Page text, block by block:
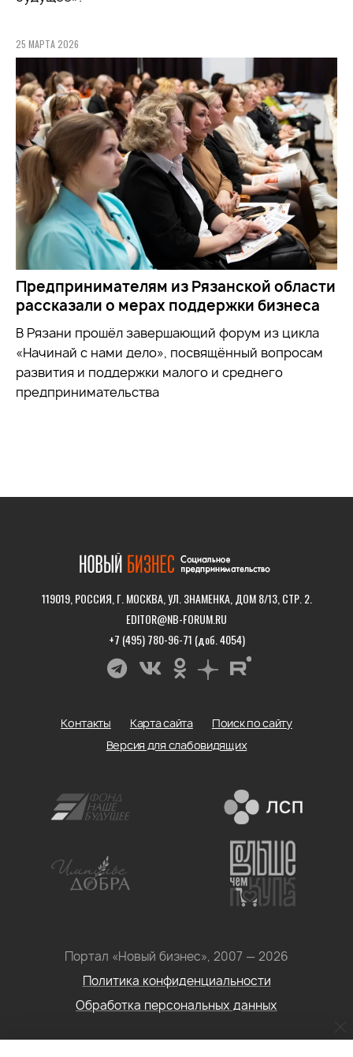
25 МАРТА 2026
Предпринимателям из Рязанской области
рассказали о мерах поддержки бизнеса
В Рязани прошёл завершающий форум из цикла
«Начинай с нами дело», посвящённый вопросам
развития и поддержки малого и среднего
предпринимательства
119019, РОССИЯ, Г. МОСКВА, УЛ. ЗНАМЕНКА, ДОМ 8/13, СТР. 2.
EDITOR@NB-FORUM.RU
+7 (495) 780-96-71 (доб. 4054)
Портал «Новый бизнес», 2007 — 2026
Политика конфиденциальности
Обработка персональных данных
Контакты Карта сайта
Поиск по сайту
Версия для слабовидящих